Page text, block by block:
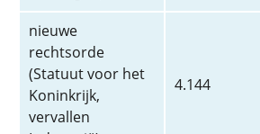
nieuwe
rechtsorde
(Statuut voor het
Koninkrijk,
vervallen
4.144